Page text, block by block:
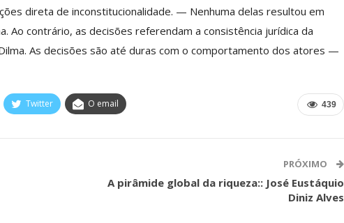
direta de inconstitucionalidade. — Nenhuma delas resultou em
Ao contrário, as decisões referendam a consistência jurídica da
As decisões são até duras com o comportamento dos atores —
439
Twitter O email
PRÓXIMO
A pirâmide global da riqueza:: José Eustáquio
Diniz Alves